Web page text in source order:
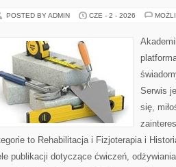
POSTED BY ADMIN CZE - 2 - 2026
Serwis
się,
to Rehabilitacja i Fizjoterapia i
publikacji dotyczące ćwiczeń,